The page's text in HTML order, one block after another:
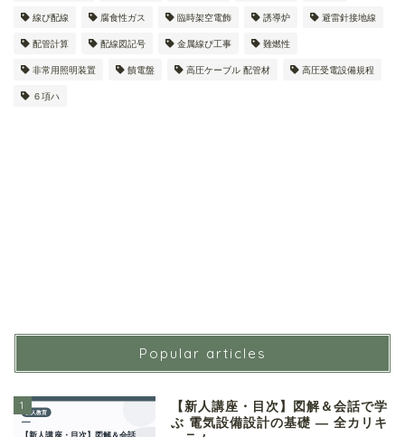
線ぴ配線 腐食性ガス 臨時架空電飾 誘導炉 避雷針接地線
配管計算 配線図記号 金属線ぴ工事 難燃性
非常用照明装置 饋電盤 高圧ケーブル 配管材 高圧受電設備規程
６項ハ
Popular articles
1
【新人講座・目次】図解＆会話で学
ぶ 電気設備設計の基礎 ― 全カリキ